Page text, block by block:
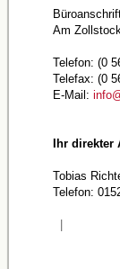
Am
Telefon: (0
Telefax: (0
E-Mail:
Ihr direkter
Tobias
Telefon: